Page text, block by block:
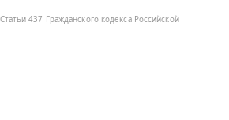
437 Гражданского кодекса Российской